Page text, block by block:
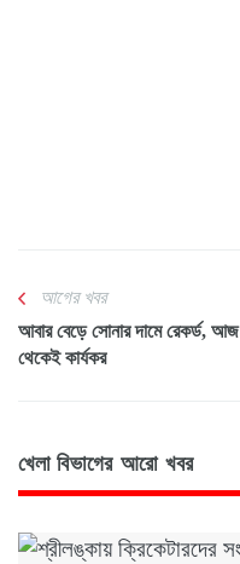
আগের খবর
আবার বেড়ে সোনার দামে রেকর্ড, আজ
থেকেই কার্যকর
খেলা বিভাগের আরো খবর